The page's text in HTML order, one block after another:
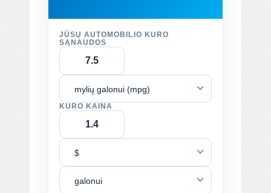
JŪSŲ AUTOMOBILIO KURO
SĄNAUDOS
mylių galonui (mpg)
KURO KAINA
$
galonui